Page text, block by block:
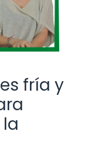
fría y